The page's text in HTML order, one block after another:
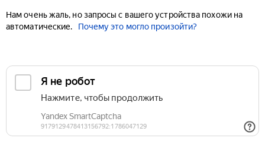
Нам очень жаль, но запросы с вашего устройства похожи на
автоматические.
Почему это могло произойти?